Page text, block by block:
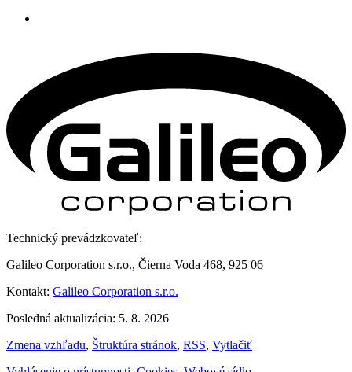
Technický prevádzkovateľ:
Galileo Corporation s.r.o., Čierna Voda 468, 925 06
Kontakt: Galileo Corporation s.r.o.
Posledná aktualizácia: 5. 8. 2026
Zmena vzhľadu, Štruktúra stránok, RSS, Vytlačiť